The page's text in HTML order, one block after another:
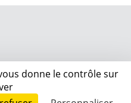
donne le contrôle sur